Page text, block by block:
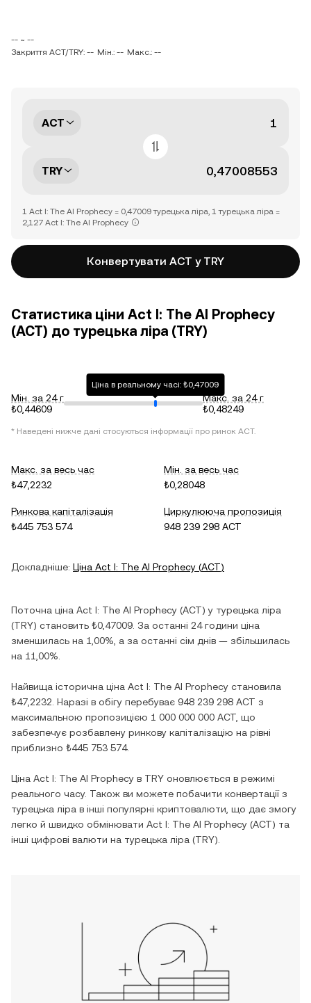
-- ~ --
Закриття ACT/TRY: -- Мін.: -- Макс.: --
ACT
TRY
1 Act I: The AI Prophecy = 0,47009 турецька ліра, 1 турецька ліра =
2,127 Act I: The AI Prophecy
Конвертувати ACT у TRY
Статистика ціни Act I: The AI Prophecy
(ACT) до турецька ліра (TRY)
Мін. за 24 г
₺0,44609
Ціна в реальному часі: ₺0,47009
Макс. за 24 г
₺0,48249
* Наведені нижче дані стосуються інформації про ринок ACT.
Макс. за весь час
₺47,2232
Мін. за весь час
₺0,28048
Ринкова капіталізація
₺445 753 574
Циркулююча пропозиція
948 239 298 ACT
Докладніше: Ціна Act I: The AI Prophecy (ACT)
Поточна ціна Act I: The AI Prophecy (ACT) у турецька ліра
(TRY) становить ₺0,47009 . За останні 24 години ціна
зменшилась на 1,00% , а за останні сім днів — збільшилась
на 11,00%
Найвища історична ціна Act I: The AI Prophecy становила
₺47,2232 . Наразі в обігу перебуває 948 239 298 ACT з
максимальною пропозицією 1 000 000 000 ACT , що
забезпечує розбавлену ринкову капіталізацію на рівні
приблизно ₺445 753 574.
Ціна Act I: The AI Prophecy в TRY оновлюється в режимі
реального часу. Також ви можете побачити конвертації з
турецька ліра в інші популярні криптовалюти, що дає змогу
легко й швидко обмінювати Act I: The AI Prophecy (ACT) та
інші цифрові валюти на турецька ліра (TRY).